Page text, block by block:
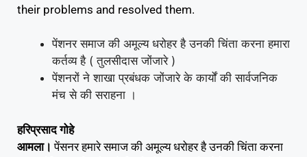
their problems and resolved them.
पेंशनर समाज की अमूल्य धरोहर है उनकी चिंता करना हमारा
कर्तव्य है ( तुलसीदास जोंजारे )
पेंशनरों ने शाखा प्रबंधक जोंजारे के कार्यों की सार्वजनिक
मंच से की सराहना ।
हरिप्रसाद गोहे
आमला। पेंसनर हमारे समाज की अमूल्य धरोहर है उनकी चिंता करना